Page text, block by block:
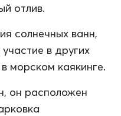
отлив.
солнечных ванн,
в других
морском каякинге.
он расположен